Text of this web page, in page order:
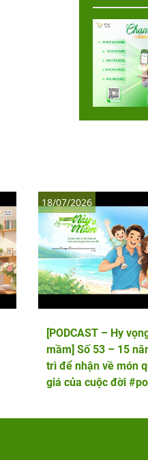
[PODCAST – Hy
mầm] Số 53 – 15
trì để nhận về món
giá của cuộc đời
18/07/2026